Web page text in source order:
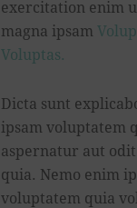
exercitation enim
magna ipsam
Voluptas.
Dicta sunt
ipsam voluptatem
aspernatur aut
quia. Nemo enim
voluptatem quia